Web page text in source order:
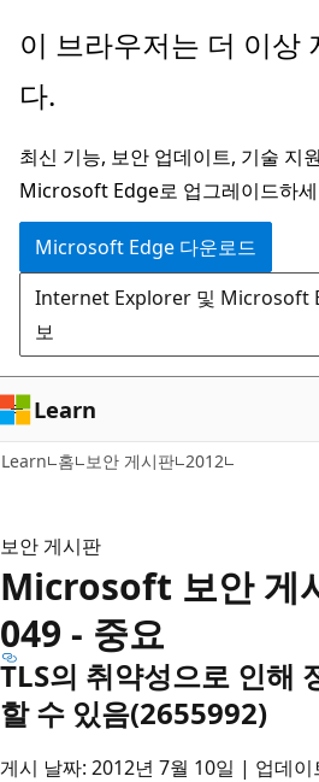
주
콘
츠
로
건
너
뛰
기
이 브라우저는 더 이상
다.
최신 기능, 보안 업데이트, 기술 지
Microsoft Edge로 업그레이드하
Microsoft Edge 다운로드
Internet Explorer 및 Microsoft
보
Learn
Learn 홈 보안 게시판 2012
보안 게시판
Microsoft 보안 게
049 - 중요
TLS의 취약성으로 인해
할 수 있음(2655992)
게시 날짜: 2012년 7월 10일 | 업데이